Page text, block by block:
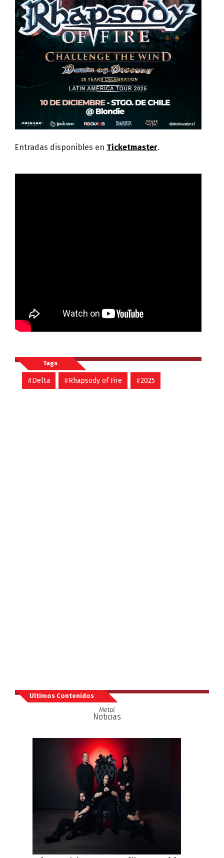
Entradas disponibles en Ticketmaster.
Tags
#Delta #Rhapsody of Fire #2025
Ultimos Contenidos
Metal
Noticias